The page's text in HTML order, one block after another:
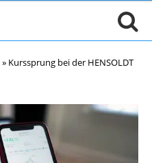
» Kurssprung bei der HENSOLDT